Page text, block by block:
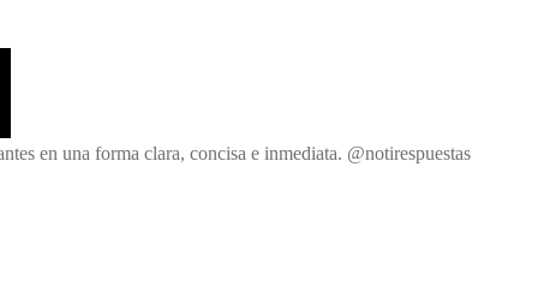
en una forma clara, concisa e inmediata. @notirespuestas